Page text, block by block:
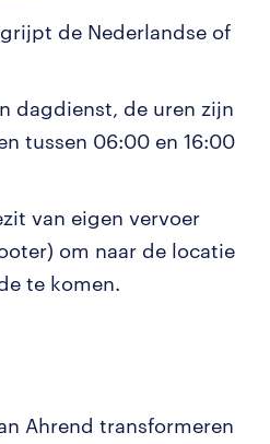
de Nederlandse of
dagdienst, de uren zijn
tussen 06:00 en 16:00
van eigen vervoer
om naar de locatie
te komen.
Ahrend transformeren